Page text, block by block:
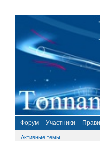
Форум Участники
Активные темы